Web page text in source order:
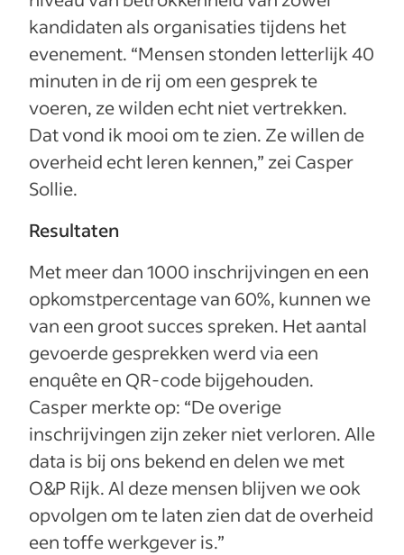
kandidaten als organisaties tijdens het
evenement. “Mensen stonden letterlijk 40
minuten in de rij om een gesprek te
voeren, ze wilden echt niet vertrekken.
Dat vond ik mooi om te zien. Ze willen de
overheid echt leren kennen,” zei Casper
Sollie.
Resultaten
Met meer dan 1000 inschrijvingen en een
opkomstpercentage van 60%, kunnen we
van een groot succes spreken. Het aantal
gevoerde gesprekken werd via een
enquête en QR-code bijgehouden.
Casper merkte op: “De overige
inschrijvingen zijn zeker niet verloren. Alle
data is bij ons bekend en delen we met
O&P Rijk. Al deze mensen blijven we ook
opvolgen om te laten zien dat de overheid
een toffe werkgever is.”